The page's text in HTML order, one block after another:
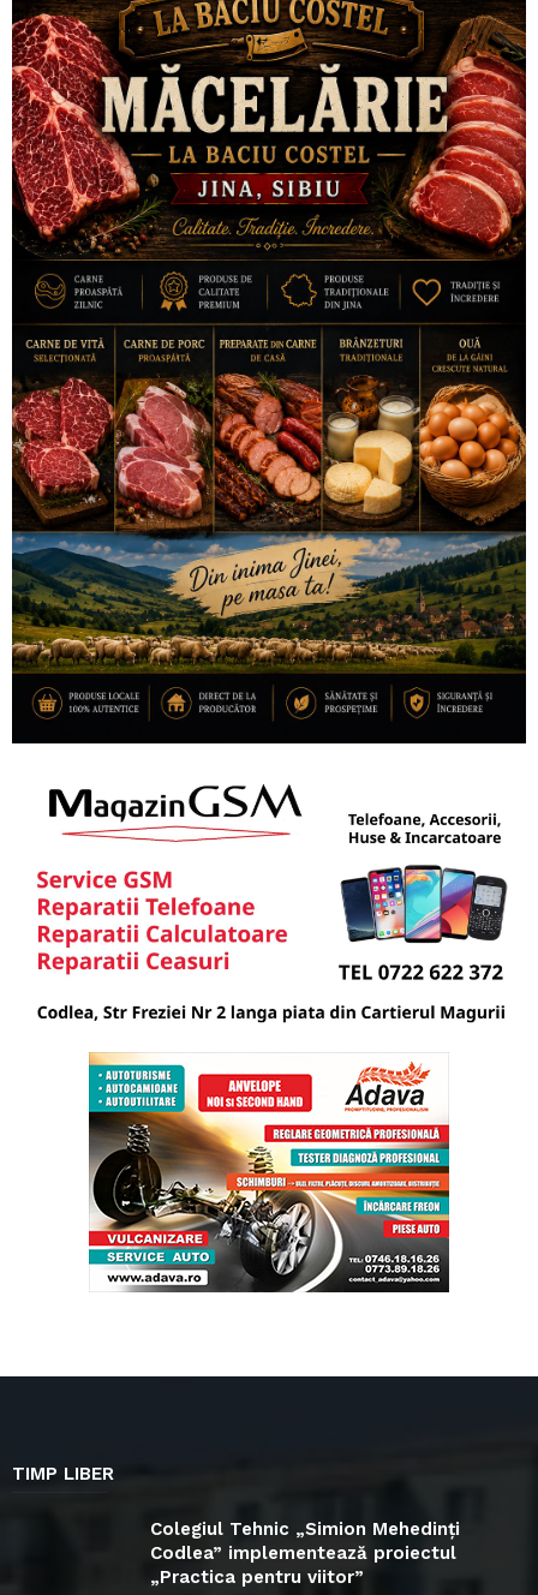
TIMP LIBER
Colegiul Tehnic „Simion Mehedinți
Codlea” implementează proiectul
„Practica pentru viitor”